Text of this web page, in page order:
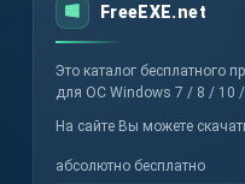
FreeEXE.net
Это каталог бесплатного
для ОС Windows 7 / 8 / 10 /
На сайте Вы можете
абсолютно бесплатно